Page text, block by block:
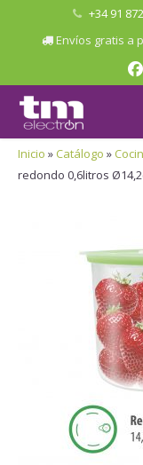
+34 91
Envíos gratis a
Inicio » Catálogo »
redondo 0,6litros